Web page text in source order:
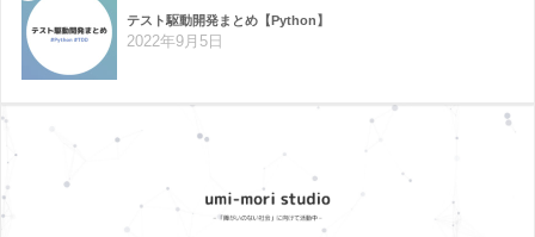
テスト駆動開発まとめ【Python】
2022年9月5日